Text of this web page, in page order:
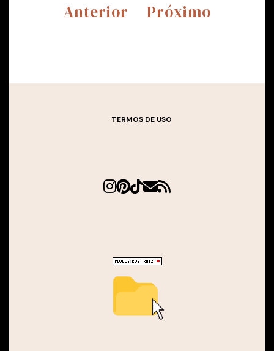
Anterior Próximo
TERMOS DE USO